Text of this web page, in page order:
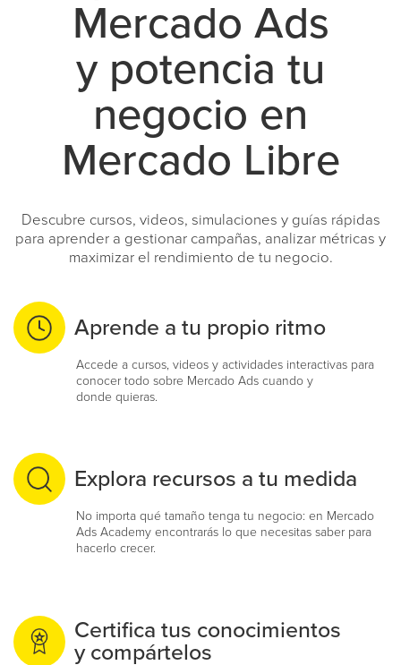
Mercado Ads
y potencia tu
negocio en
Mercado Libre
Descubre cursos, videos, simulaciones y guías rápidas
para aprender a gestionar campañas, analizar métricas y
maximizar el rendimiento de tu negocio.
Aprende a tu propio ritmo
Accede a cursos, videos y actividades interactivas para
conocer todo sobre Mercado Ads cuando y
donde quieras.
Explora recursos a tu medida
No importa qué tamaño tenga tu negocio: en Mercado
Ads Academy encontrarás lo que necesitas saber para
hacerlo crecer.
Certifica tus conocimientos
y compártelos